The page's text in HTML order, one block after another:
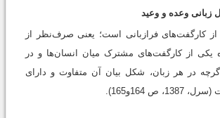
کارگفت‌های فرازبانی است؛ یعنی صرف‌نظر از
یکی از کارگفت‌های مشترک میان انسان‌ها و در
در هر زبان، شکل بیان آن متفاوت و دارای
ص 164و165).